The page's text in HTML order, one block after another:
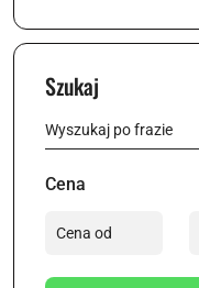
Szukaj
Cena